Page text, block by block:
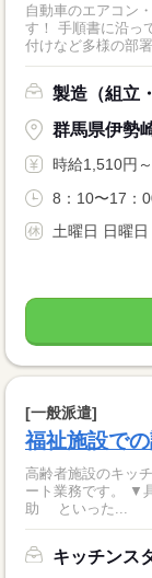
自動車のエアコン
す！ 手順書に沿っ
付けなど多様の部署
製造（組立
群馬県伊勢
時給1,510円～
8：10〜17：
土曜日 日曜日
[一般派遣]
福祉施設で
高齢者施設のキッ
ート業務です。 ▼具体的には… ・野菜を切る、簡単な加熱調理の補
助 といった...
キッチンス